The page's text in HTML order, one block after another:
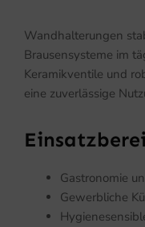
Wandhalterungen
Brausensysteme im
Keramikventile und
eine zuverlässige
Gastronomie
Gewerbliche